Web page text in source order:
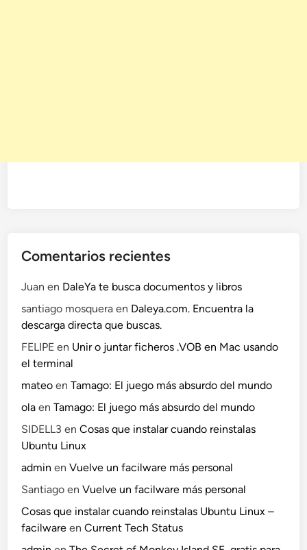
Comentarios recientes
Juan en DaleYa te busca documentos y libros
santiago mosquera en Daleya.com. Encuentra la
descarga directa que buscas.
FELIPE en Unir o juntar ficheros .VOB en Mac usando
el terminal
mateo enTamago: El juego más absurdo del mundo
ola enTamago: El juego más absurdo del mundo
SIDELL3 enCosas que instalar cuando reinstalas
Ubuntu Linux
admin enVuelve un facilware más personal
Santiago enVuelve un facilware más personal
Cosas que instalar cuando reinstalas Ubuntu Linux –
facilware enCurrent Tech Status